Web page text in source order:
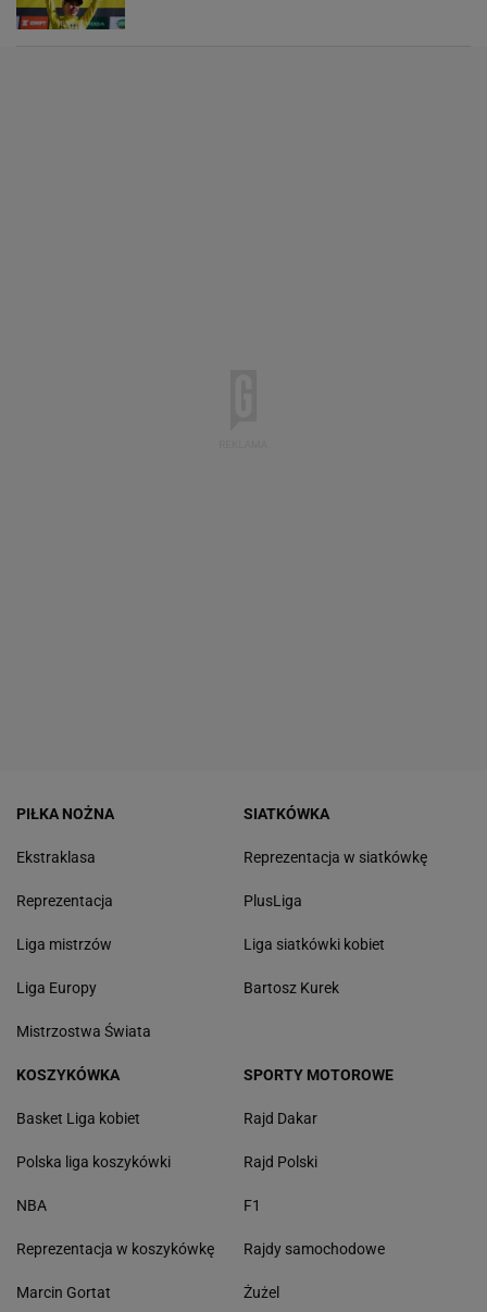
PIŁKA NOŻNA
Ekstraklasa
Reprezentacja
Liga mistrzów
Liga Europy
Mistrzostwa Świata
SIATKÓWKA
Reprezentacja w siatkówkę
PlusLiga
Liga siatkówki kobiet
Bartosz Kurek
KOSZYKÓWKA
Basket Liga kobiet
Polska liga koszykówki
NBA
Reprezentacja w koszykówkę
Marcin Gortat
SPORTY MOTOROWE
Rajd Dakar
Rajd Polski
F1
Rajdy samochodowe
Żużel